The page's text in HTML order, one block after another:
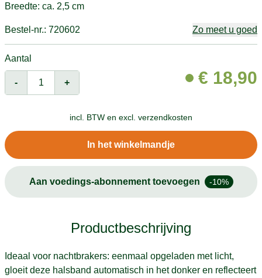
Breedte: ca. 2,5 cm
Bestel-nr.: 720602 Zo meet u goed
Aantal
- + € 18,90
incl. BTW en excl. verzendkosten
In het winkelmandje
Aan voedings-abonnement toevoegen -10%
Productbeschrijving
Ideaal voor nachtbrakers: eenmaal opgeladen met licht,
gloeit deze halsband automatisch in het donker en reflecteert